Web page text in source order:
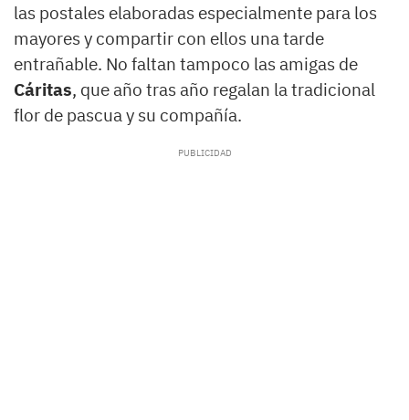
las postales elaboradas especialmente para los
mayores y compartir con ellos una tarde
entrañable. No faltan tampoco las amigas de
Cáritas, que año tras año regalan la tradicional
flor de pascua y su compañía.